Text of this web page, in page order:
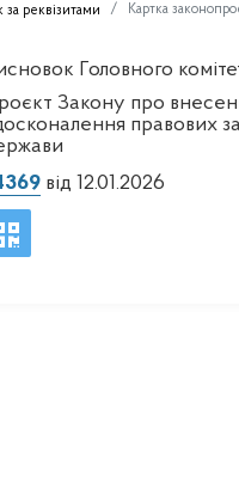
за реквізитами Картка
Головного
Закону про
правових
від 12.01.2026